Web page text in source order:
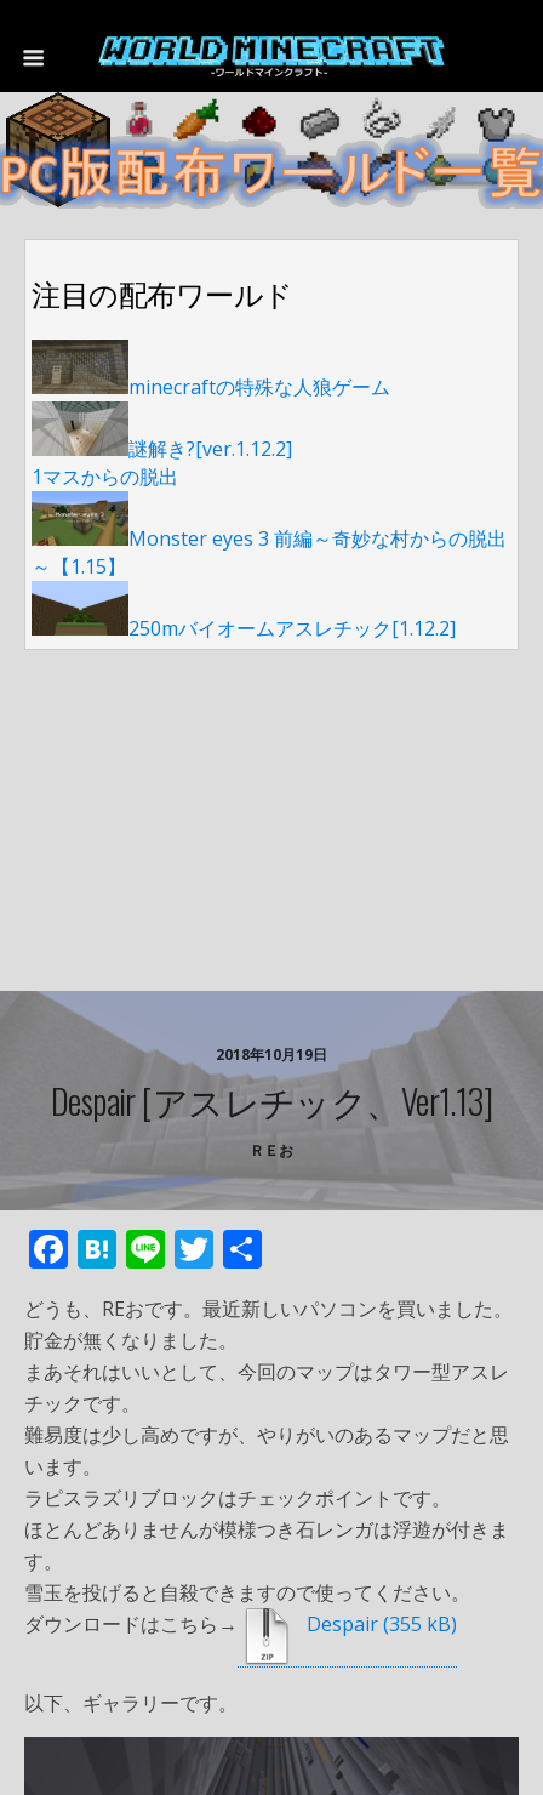
注目の配布ワールド
minecraftの特殊な人狼ゲーム
謎解き?[ver.1.12.2]
1マスからの脱出
Monster eyes 3 前編～奇妙な村からの脱出
～【1.15】
250mバイオームアスレチック[1.12.2]
2018年10月19日
Despair [アスレチック、ver1.13]
ＲＥお
F
ac
e
b
o
o
k
H
at
e
n
a
Li
n
e
T
w
itt
er
有
どうも、REおです。最近新しいパソコンを買いました。
貯金が無くなりました。
まあそれはいいとして、今回のマップはタワー型アスレ
チックです。
難易度は少し高めですが、やりがいのあるマップだと思
います。
ラピスラズリブロックはチェックポイントです。
ほとんどありませんが模様つき石レンガは浮遊が付きま
す。
雪玉を投げると自殺できますので使ってください。
ダウンロードはこちら→
Despair
以下、ギャラリーです。